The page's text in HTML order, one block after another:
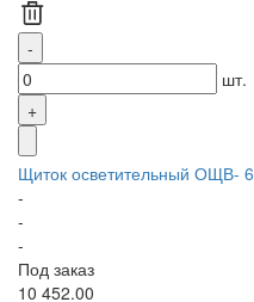
шт.
Щиток осветительный ОЩВ-
-
-
-
Под заказ
10 452.00